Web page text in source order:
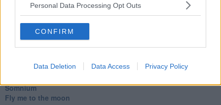
Personal Data Processing Opt Outs
CONFIRM
Data Deletion Data Access Privacy Policy
Coraçào
Charlie
Il telefono del vento
Testamento & Commiato
Poeta
Autunno
Somnium
Fly me to the moon